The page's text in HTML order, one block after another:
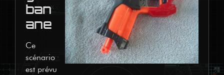
ban
ane
Ce
scénario
est prévu